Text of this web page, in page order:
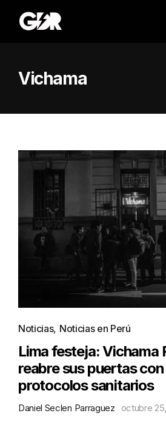
Vichama
Noticias, Noticias en Perú
Lima festeja: Vichama
reabre sus puertas
protocolos sanitarios
Daniel Seclen Parraguez octubre